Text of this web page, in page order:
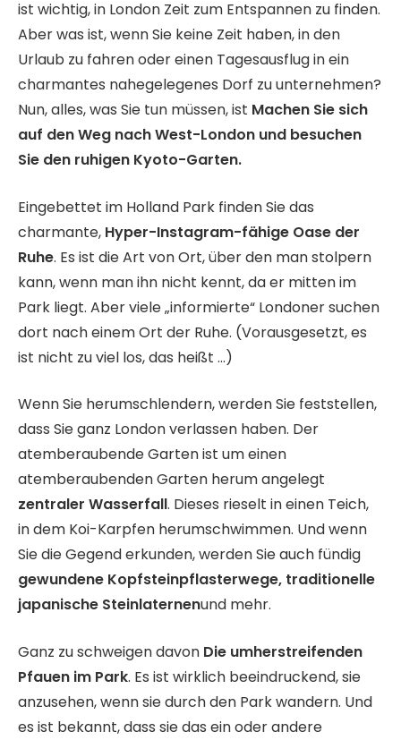
ist wichtig, in London Zeit zum Entspannen zu finden.
Aber was ist, wenn Sie keine Zeit haben, in den
Urlaub zu fahren oder einen Tagesausflug in ein
charmantes nahegelegenes Dorf zu unternehmen?
Nun, alles, was Sie tun müssen, ist Machen Sie sich
auf den Weg nach West-London und besuchen
Sie den ruhigen Kyoto-Garten.
Eingebettet im Holland Park finden Sie das
charmante, Hyper-Instagram-fähige Oase der
Ruhe. Es ist die Art von Ort, über den man stolpern
kann, wenn man ihn nicht kennt, da er mitten im
Park liegt. Aber viele „informierte“ Londoner suchen
dort nach einem Ort der Ruhe. (Vorausgesetzt, es
ist nicht zu viel los, das heißt …)
Wenn Sie herumschlendern, werden Sie feststellen,
dass Sie ganz London verlassen haben. Der
atemberaubende Garten ist um einen
atemberaubenden Garten herum angelegt
zentraler Wasserfall. Dieses rieselt in einen Teich,
in dem Koi-Karpfen herumschwimmen. Und wenn
Sie die Gegend erkunden, werden Sie auch fündig
gewundene Kopfsteinpflasterwege, traditionelle
japanische Steinlaternenund mehr.
Ganz zu schweigen davon Die umherstreifenden
Pfauen im Park. Es ist wirklich beeindruckend, sie
anzusehen, wenn sie durch den Park wandern. Und
es ist bekannt, dass sie das ein oder andere